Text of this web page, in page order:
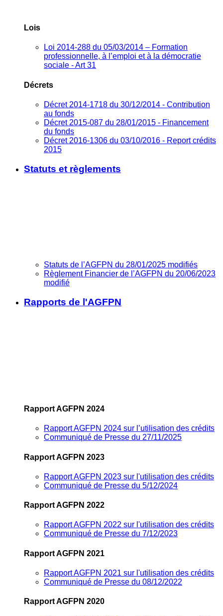
Lois
Loi 2014-288 du 05/03/2014 – Formation
professionnelle, à l’emploi et à la démocratie
sociale - Art 31
Décrets
Décret 2014-1718 du 30/12/2014 - Contribution
au fonds
Décret 2015-087 du 28/01/2015 - Financement
du fonds
Décret 2016-1306 du 03/10/2016 - Report crédits
2015
Statuts et règlements
Statuts de l’AGFPN du 28/01/2025 modifiés
Règlement Financier de l’AGFPN du 20/06/2023
modifié
Rapports de l'AGFPN
Rapport AGFPN 2024
Rapport AGFPN 2024 sur l’utilisation des crédits
Communiqué de Presse du 27/11/2025
Rapport AGFPN 2023
Rapport AGFPN 2023 sur l'utilisation des crédits
Communiqué de Presse du 5/12/2024
Rapport AGFPN 2022
Rapport AGFPN 2022 sur l'utilisation des crédits
Communiqué de Presse du 7/12/2023
Rapport AGFPN 2021
Rapport AGFPN 2021 sur l'utilisation des crédits
Communiqué de Presse du 08/12/2022
Rapport AGFPN 2020